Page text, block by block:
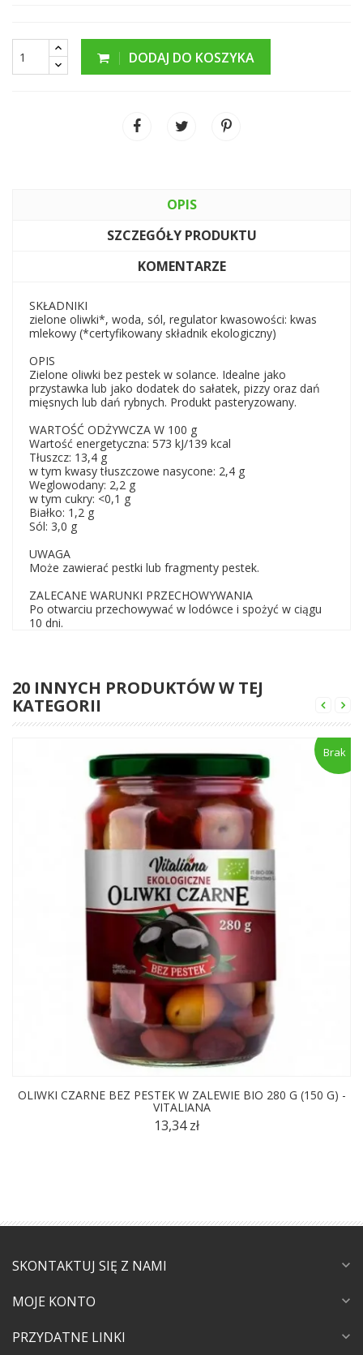
DODAJ DO KOSZYKA
OPIS
SZCZEGÓŁY PRODUKTU
KOMENTARZE
SKŁADNIKI
zielone oliwki*, woda, sól, regulator kwasowości: kwas
mlekowy (*certyfikowany składnik ekologiczny)
OPIS
Zielone oliwki bez pestek w solance. Idealne jako
przystawka lub jako dodatek do sałatek, pizzy oraz dań
mięsnych lub dań rybnych. Produkt pasteryzowany.
WARTOŚĆ ODŻYWCZA W 100 g
Wartość energetyczna: 573 kJ/139 kcal
Tłuszcz: 13,4 g
w tym kwasy tłuszczowe nasycone: 2,4 g
Weglowodany: 2,2 g
w tym cukry: <0,1 g
Białko: 1,2 g
Sól: 3,0 g
UWAGA
Może zawierać pestki lub fragmenty pestek.
ZALECANE WARUNKI PRZECHOWYWANIA
Po otwarciu przechowywać w lodówce i spożyć w ciągu
10 dni.
20 INNYCH PRODUKTÓW W TEJ
KATEGORII
Brak
OLIWKI CZARNE BEZ PESTEK W ZALEWIE BIO 280 G (150 G) -
VITALIANA
13,34 zł
SKONTAKTUJ SIĘ Z NAMI expand_more
MOJE KONTO expand_more
PRZYDATNE LINKI expand_more